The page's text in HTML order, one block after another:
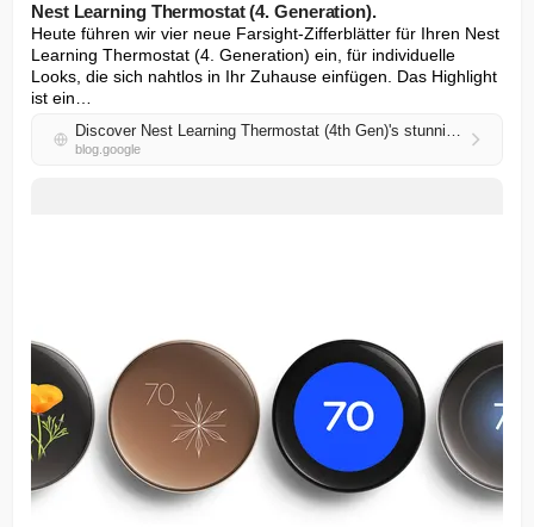
Nest Learning Thermostat (4. Generation).
Heute führen wir vier neue Farsight-Zifferblätter für Ihren Nest
Learning Thermostat (4. Generation) ein, für individuelle
Looks, die sich nahtlos in Ihr Zuhause einfügen. Das Highlight
ist ein…
Discover Nest Learning Thermostat (4th Gen)'s stunning new faces.
blog.google